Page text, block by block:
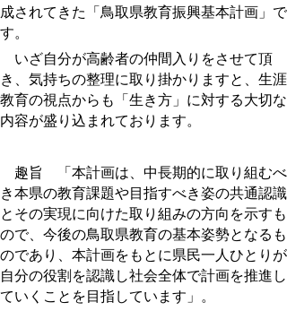
成されてきた「鳥取県教育振興基本計画」で
す。
いざ自分が高齢者の仲間入りをさせて頂
き、気持ちの整理に取り掛かりますと、生涯
教育の視点からも「生き方」に対する大切な
内容が盛り込まれております。
趣旨 「本計画は、中長期的に取り組むべ
き本県の教育課題や目指すべき姿の共通認識
とその実現に向けた取り組みの方向を示すも
ので、今後の鳥取県教育の基本姿勢となるも
のであり、本計画をもとに県民一人ひとりが
自分の役割を認識し社会全体で計画を推進し
ていくことを目指しています」。